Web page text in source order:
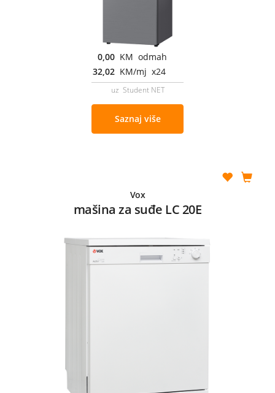
0,00 KM odmah
32,02 KM/mj x24
uz Student NET
Saznaj više
Vox
mašina za suđe LC 20E